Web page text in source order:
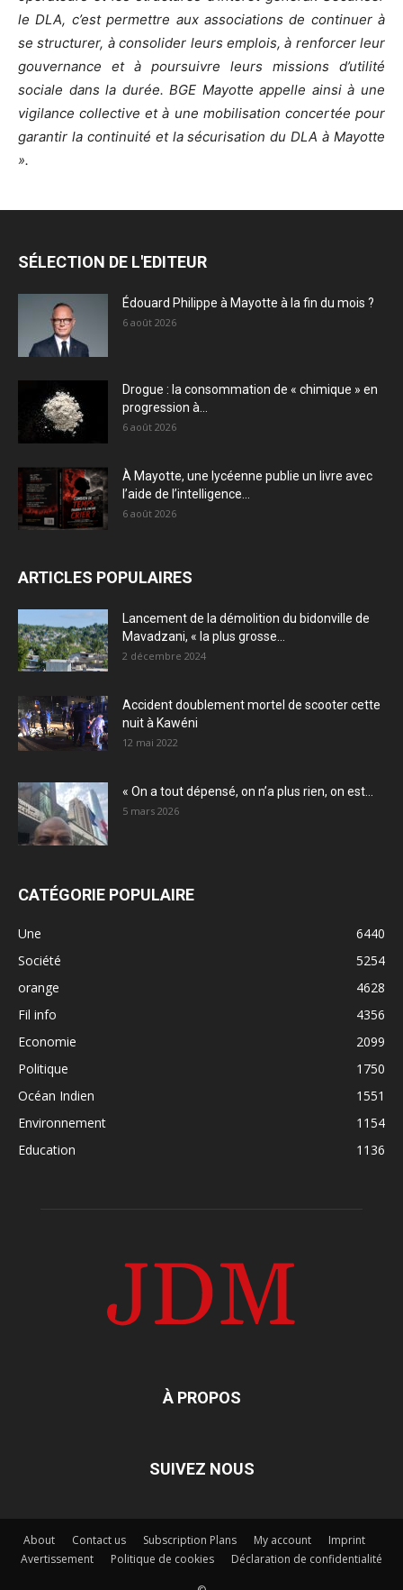
le DLA, c’est permettre aux associations de continuer à
se structurer, à consolider leurs emplois, à renforcer leur
gouvernance et à poursuivre leurs missions d’utilité
sociale dans la durée. BGE Mayotte appelle ainsi à une
vigilance collective et à une mobilisation concertée pour
garantir la continuité et la sécurisation du DLA à Mayotte
».
SÉLECTION DE L'EDITEUR
Édouard Philippe à Mayotte à la fin du mois ?
6 août 2026
Drogue : la consommation de « chimique » en
progression à...
6 août 2026
À Mayotte, une lycéenne publie un livre avec
l’aide de l’intelligence...
6 août 2026
ARTICLES POPULAIRES
Lancement de la démolition du bidonville de
Mavadzani, « la plus grosse...
2 décembre 2024
Accident doublement mortel de scooter cette
nuit à Kawéni
12 mai 2022
« On a tout dépensé, on n’a plus rien, on est...
5 mars 2026
CATÉGORIE POPULAIRE
Une
6440
Société
5254
orange
4628
Fil info
4356
Economie
2099
Politique
1750
Océan Indien
1551
Environnement
1154
Education
1136
À PROPOS
SUIVEZ NOUS
About Contact us Subscription Plans My account
Imprint
Avertissement
Politique de cookies Déclaration de confidentialité